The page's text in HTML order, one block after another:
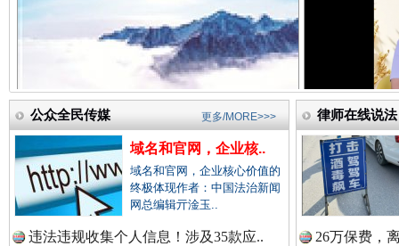
中国检察新闻网.
中国医药新闻网.
中国企业新闻网.
祁连巍巍树丰碑 高回
公众全民传媒
域名和官网，企业核..
域名和官网，企业核心价值的
终极体现作者：中国法治新闻
网总编辑亓淦玉..
违法违规收集个人信息！涉及35款应..
更多/MORE>>> 律师在线说法
26万保费，